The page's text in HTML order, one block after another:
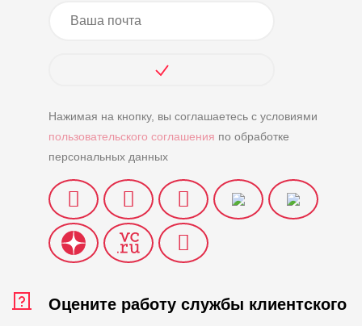
Нажимая на кнопку, вы соглашаетесь с условиями
пользовательского соглашения по обработке
персональных данных
Оцените работу службы клиентского